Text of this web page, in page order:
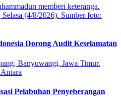
Dorong Audit Keselamatan
Pelabuhan Penyeberangan